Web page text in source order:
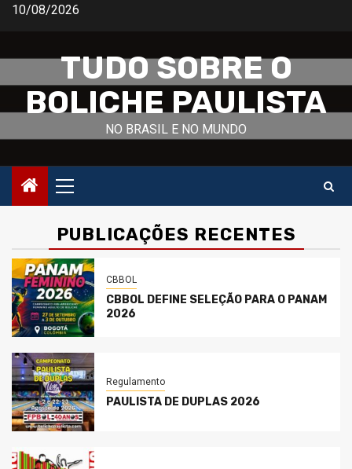
Skip10/08/2026
TUDO SOBRE O
BOLICHE PAULISTA
NO BRASIL E NO MUNDO
Primary
Menu
PUBLICAÇÕES RECENTES
CBBOL
CBBOL DEFINE SELEÇÃO PARA O PANAM
2026
Regulamento
PAULISTA DE DUPLAS 2026